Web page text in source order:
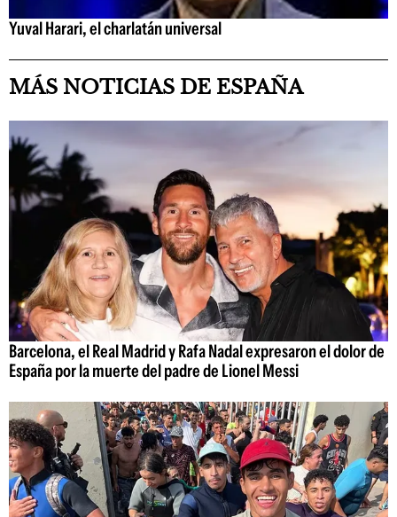
Yuval Harari, el charlatán universal
MÁS NOTICIAS DE ESPAÑA
Barcelona, el Real Madrid y Rafa Nadal expresaron el dolor de
España por la muerte del padre de Lionel Messi